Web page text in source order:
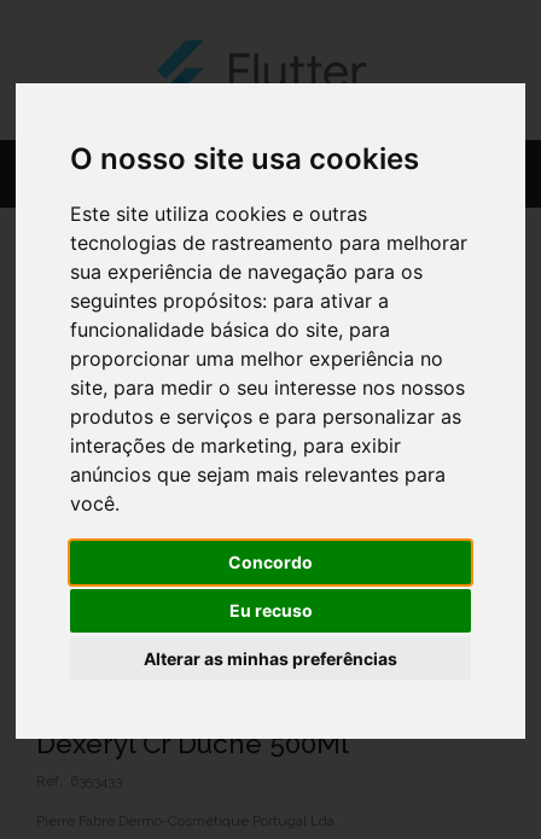
O nosso site usa cookies
Este site utiliza cookies e outras
tecnologias de rastreamento para melhorar
sua experiência de navegação para os
seguintes propósitos: para ativar a
funcionalidade básica do site, para
proporcionar uma melhor experiência no
site, para medir o seu interesse nos nossos
produtos e serviços e para personalizar as
interações de marketing, para exibir
anúncios que sejam mais relevantes para
você.
Concordo
Eu recuso
Alterar as minhas preferências
Dexeryl Cr Duche 500Ml
Ref.: 6353433
Pierre Fabre Dermo-Cosmétique Portugal Lda.